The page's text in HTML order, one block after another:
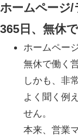
ホームページ/
365日、無休
ホームペー
無休で働く
しかも、非
よく聞く例
せん。
本来、営業